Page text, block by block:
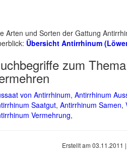
Arten und Sorten der Gattung
Übersicht Antirrhinum
zum
von Antirrhinum, Antirrhinum
Saatgut, Antirrhinum Samen,
Vermehrung,
Erstellt am 03.11.2011